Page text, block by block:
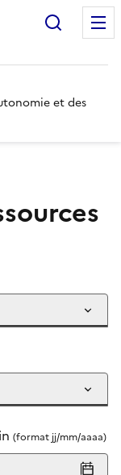
et des
(format jj/mm/aaaa)